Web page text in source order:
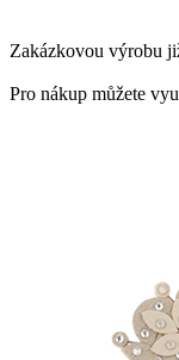
Zakázkovou výrobu
Pro nákup můžete